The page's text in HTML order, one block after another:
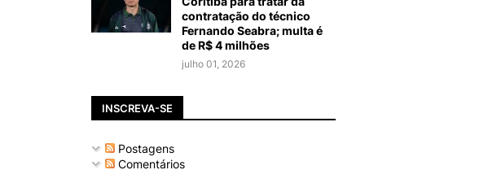
contratação do técnico
Fernando Seabra; multa é
de R$ 4 milhões
julho 01, 2026
INSCREVA-SE
Postagens
Comentários